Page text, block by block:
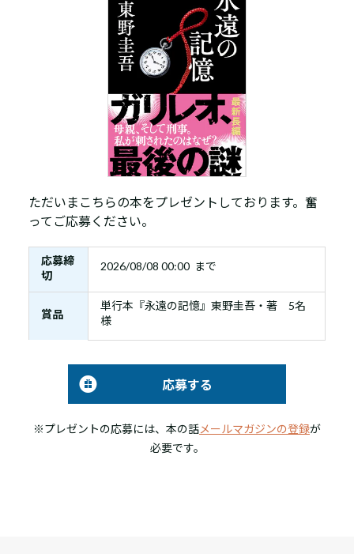
ただいまこちらの本をプレゼントしております。奮
ってご応募ください。
応募締
切
2026/08/08 00:00 まで
賞品
単行本『永遠の記憶』東野圭吾・著 5名
様
応募する
※プレゼントの応募には、本の話メールマガジンの登録が
必要です。